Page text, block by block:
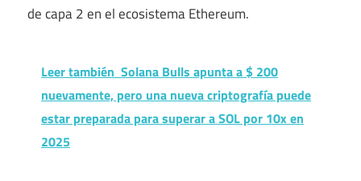
de capa 2 en el ecosistema Ethereum.
Leer también Solana Bulls apunta a $ 200
nuevamente, pero una nueva criptografía puede
estar preparada para superar a SOL por 10x en
2025